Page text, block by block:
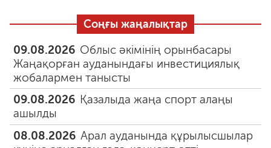
Соңғы жаңалықтар
09.08.2026 Облыс әкімінің орынбасары
Жаңақорған ауданындағы инвестициялық
жобалармен танысты
09.08.2026 Қазалыда жаңа спорт алаңы
ашылды
08.08.2026 Арал ауданында құрылысшылар